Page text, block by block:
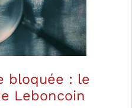
bloquée : le
Leboncoin